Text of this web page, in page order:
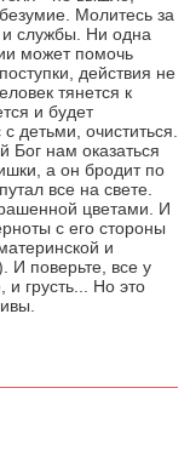
Молитесь за
и службы. Ни одна
может помочь
действия не
тянется к
и будет
детьми, очиститься.
Бог нам оказаться
а он бродит по
все на свете.
цветами. И
с его стороны
и
И поверьте, все у
и грусть... Но это